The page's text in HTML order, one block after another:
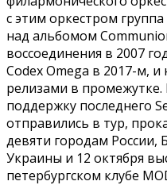
с этим оркестром
над альбомом
воссоединения в 2007
Codex Omega в 2017-м, и
релизами в промежутке.
поддержку последнего
отправились в тур,
девяти городам России,
Украины и 12 октября
петербургском клубе